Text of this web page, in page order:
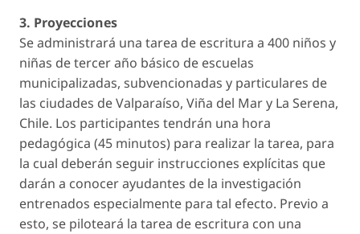
3. Proyecciones
Se administrará una tarea de escritura a 400 niños y
niñas de tercer año básico de escuelas
municipalizadas, subvencionadas y particulares de
las ciudades de Valparaíso, Viña del Mar y La Serena,
Chile. Los participantes tendrán una hora
pedagógica (45 minutos) para realizar la tarea, para
la cual deberán seguir instrucciones explícitas que
darán a conocer ayudantes de la investigación
entrenados especialmente para tal efecto. Previo a
esto, se piloteará la tarea de escritura con una